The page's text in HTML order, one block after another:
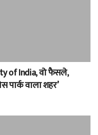
of India, वो फैसले,
पार्क वाला शहर’